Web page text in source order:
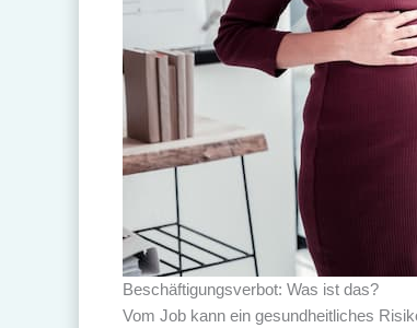
Beschäftigungsverbot: Was ist das?
Vom Job kann ein gesundheitliches